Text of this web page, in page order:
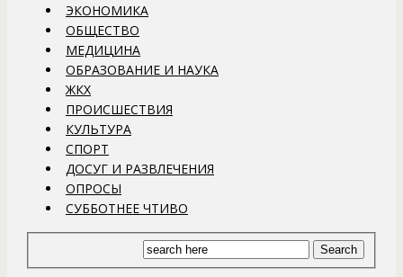
ЭКОНОМИКА
ОБЩЕСТВО
МЕДИЦИНА
ОБРАЗОВАНИЕ И НАУКА
ЖКХ
ПРОИСШЕСТВИЯ
КУЛЬТУРА
СПОРТ
ДОСУГ И РАЗВЛЕЧЕНИЯ
ОПРОСЫ
СУББОТНЕЕ ЧТИВО